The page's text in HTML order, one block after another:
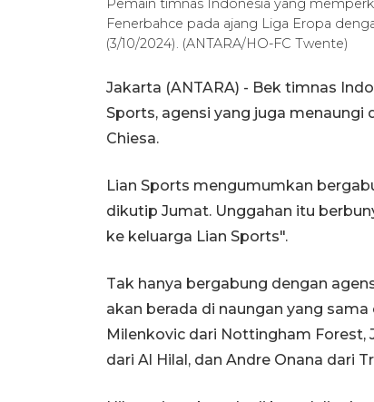
Pemain timnas Indonesia yang
Fenerbahce pada ajang Liga Eropa
(3/10/2024). (ANTARA/HO-FC Twente)
Jakarta (ANTARA) - Bek timnas
Sports, agensi yang juga menaungi
Chiesa.
Lian Sports mengumumkan
dikutip Jumat. Unggahan itu
ke keluarga Lian Sports".
Tak hanya bergabung dengan
akan berada di naungan yang
Milenkovic dari Nottingham Forest,
dari Al Hilal, dan Andre Onana dari